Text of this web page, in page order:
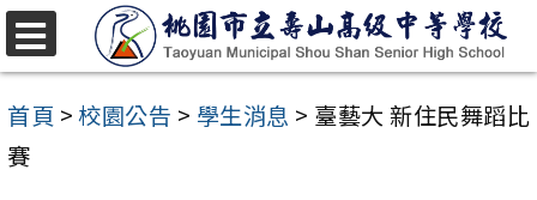
跳
至
主
要
首頁 >校園公告 > 學生消息 > 臺藝大 新住民舞蹈比
賽
選
單